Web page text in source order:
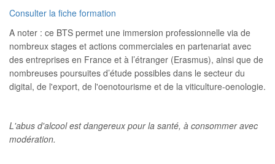
Consulter la fiche formation
A noter : ce BTS permet une immersion professionnelle via de
nombreux stages et actions commerciales en partenariat avec
des entreprises en France et à l’étranger (Erasmus), ainsi que de
nombreuses poursuites d’étude possibles dans le secteur du
digital, de l'export, de l'oenotourisme et de la viticulture-oenologie.
L'abus d'alcool est dangereux pour la santé, à consommer avec
modération.